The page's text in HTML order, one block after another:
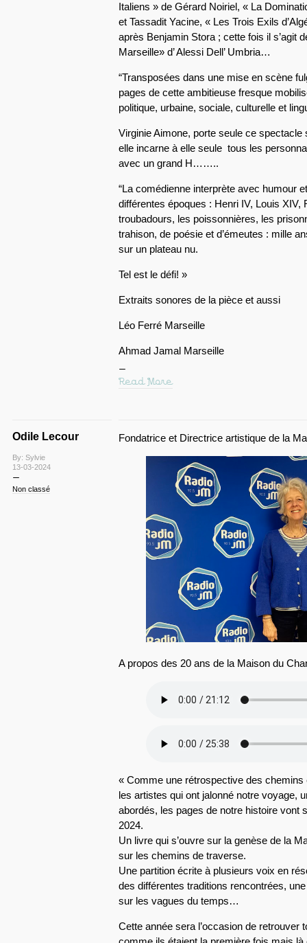
Italiens » de Gérard Noiriel, « La
et Tassadit Yacine, « Les Trois Exils
après Benjamin Stora ; cette fois il s’agit
Marseille» d’ Alessi Dell’ Umbria…
“Transposées dans une mise en scène
pages de cette ambitieuse fresque
politique, urbaine, sociale, culturelle et
Virginie Aimone, porte seule ce
elle incarne à elle seule tous les
avec un grand H……..
“La comédienne interprète avec humour
différentes époques : Henri IV, Louis
troubadours, les poissonnières, les
trahison, de poésie et d’émeutes : mille
sur un plateau nu.
Tel est le défi! »
Extraits sonores de la pièce et aussi
Léo Ferré Marseille
Ahmad Jamal Marseille
Read More
Odile Lecour
By: Sylvie
13-03-2024
Non classé
Fondatrice et Directrice artistique de la
A propos des 20 ans de la Maison du
« Comme une rétrospective des
les artistes qui ont jalonné notre voyage,
abordés, les pages de notre histoire vont
2024.
Un livre qui s’ouvre sur la genèse de la
sur les chemins de traverse.
Une partition écrite à plusieurs voix en
des différentes traditions rencontrées,
sur les vagues du temps…
Cette année sera l’occasion de retrouver